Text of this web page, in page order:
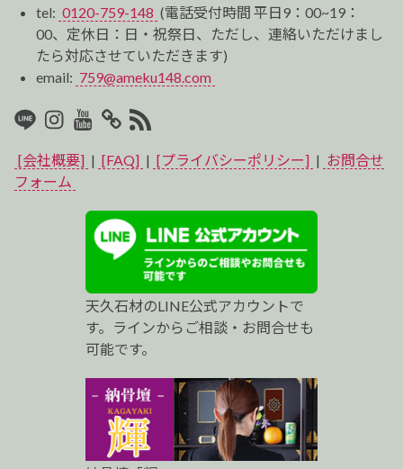
tel: 0120-759-148 (電話受付時間 平日9：00~19：
00、定休日：日・祝祭日、ただし、連絡いただけまし
たら対応させていただきます)
email: 759@ameku148.com
LINEInstagram
Youtube
マ
イ
ス
ト
ロ
RSS2
[会社概要] | [FAQ] | [プライバシーポリシー] | お問合せ
フォーム
天久石材のLINE公式アカウントで
す。ラインからご相談・お問合せも
可能です。